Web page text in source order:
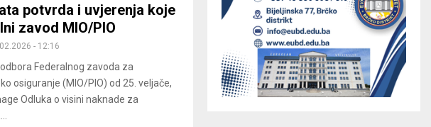
potvrda i uvjerenja koje
zavod MIO/PIO
- 12:16
Federalnog zavoda za
osiguranje (MIO/PIO) od 25. veljače,
Odluka o visini naknade za